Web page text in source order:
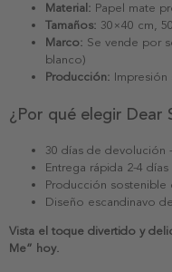
Material: Papel mate
Tamaños: 30×40 cm,
Marco: Se vende por
blanco)
Producción: Impresión
¿Por qué elegir Dear
30 días de devolución
Entrega rápida 2-4
Producción
Diseño escandinavo
Vista el toque divertido y
Me” hoy.